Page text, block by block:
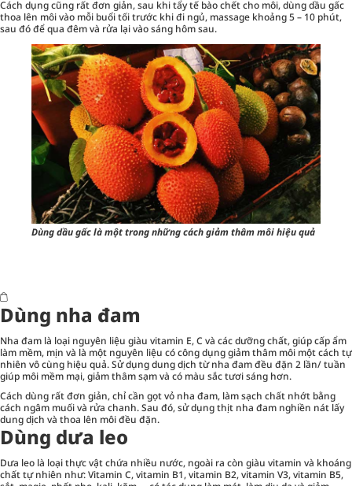
Cách dụng cũng rất đơn giản, sau khi tẩy tế bào chết cho môi, dùng dầu gấc
thoa lên môi vào mỗi buổi tối trước khi đi ngủ, massage khoảng 5 – 10 phút,
sau đó để qua đêm và rửa lại vào sáng hôm sau.
Dùng dầu gấc là một trong những cách giảm thâm môi hiệu quả
Dùng nha đam
Nha đam là loại nguyên liệu giàu vitamin E, C và các dưỡng chất, giúp cấp ẩm
làm mềm, mịn và là một nguyên liệu có công dụng giảm thâm môi một cách tự
nhiên vô cùng hiệu quả. Sử dụng dung dịch từ nha đam đều đặn 2 lần/ tuần
giúp môi mềm mại, giảm thâm sạm và có màu sắc tươi sáng hơn.
Cách dùng rất đơn giản, chỉ cần gọt vỏ nha đam, làm sạch chất nhớt bằng
cách ngâm muối và rửa chanh. Sau đó, sử dụng thịt nha đam nghiền nát lấy
dung dịch và thoa lên môi đều đặn.
Dùng dưa leo
Dưa leo là loại thực vật chứa nhiều nước, ngoài ra còn giàu vitamin và khoáng
chất tự nhiên như: Vitamin C, vitamin B1, vitamin B2, vitamin V3, vitamin B5,